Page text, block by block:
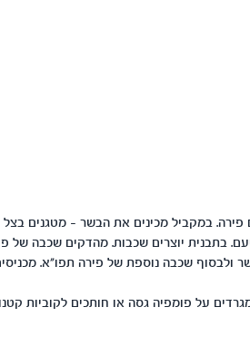
פירה. במקביל מכינים את הבשר - מטגנים
בתבנית יוצרים שכבות. מהדקים שכבה של
על פומפיה גסה או חותכים לקוביות